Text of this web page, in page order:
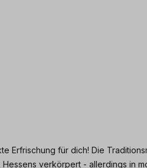
Erfrischung für dich! Die
verkörpert - allerdings in